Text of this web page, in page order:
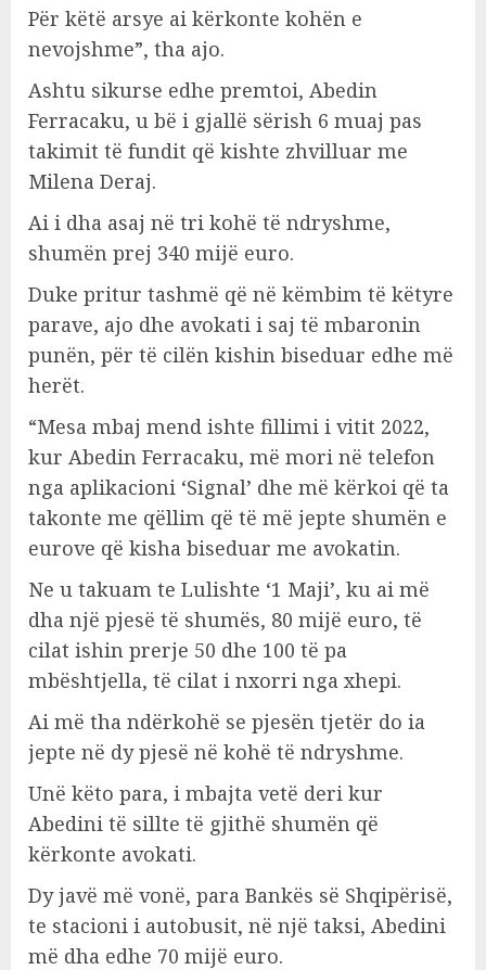
Për këtë arsye ai kërkonte kohën e
nevojshme”, tha ajo.
Ashtu sikurse edhe premtoi, Abedin
Ferracaku, u bë i gjallë sërish 6 muaj pas
takimit të fundit që kishte zhvilluar me
Milena Deraj.
Ai i dha asaj në tri kohë të ndryshme,
shumën prej 340 mijë euro.
Duke pritur tashmë që në këmbim të këtyre
parave, ajo dhe avokati i saj të mbaronin
punën, për të cilën kishin biseduar edhe më
herët.
“Mesa mbaj mend ishte fillimi i vitit 2022,
kur Abedin Ferracaku, më mori në telefon
nga aplikacioni ‘Signal’ dhe më kërkoi që ta
takonte me qëllim që të më jepte shumën e
eurove që kisha biseduar me avokatin.
Ne u takuam te Lulishte ‘1 Maji’, ku ai më
dha një pjesë të shumës, 80 mijë euro, të
cilat ishin prerje 50 dhe 100 të pa
mbështjella, të cilat i nxorri nga xhepi.
Ai më tha ndërkohë se pjesën tjetër do ia
jepte në dy pjesë në kohë të ndryshme.
Unë këto para, i mbajta vetë deri kur
Abedini të sillte të gjithë shumën që
kërkonte avokati.
Dy javë më vonë, para Bankës së Shqipërisë,
te stacioni i autobusit, në një taksi, Abedini
më dha edhe 70 mijë euro.